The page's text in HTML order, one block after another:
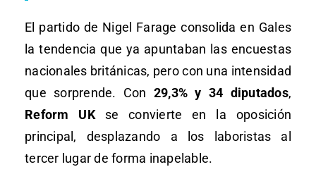
El partido de Nigel Farage consolida en Gales
la tendencia que ya apuntaban las encuestas
nacionales británicas, pero con una intensidad
que sorprende. Con 29,3% y 34 diputados,
Reform UKse convierte en la oposición
principal, desplazando a los laboristas al
tercer lugar de forma inapelable.